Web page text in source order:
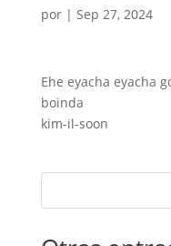
por | Sep 27, 2024
Ehe eyacha eyacha
boinda
kim-il-soon